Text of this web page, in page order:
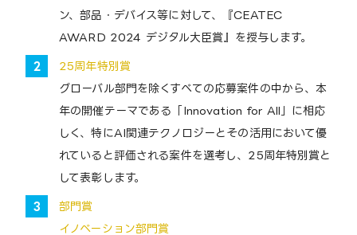
ン、部品・デバイス等に対して、『CEATEC
AWARD 2024 デジタル大臣賞』を授与します。
25周年特別賞
グローバル部門を除くすべての応募案件の中から、本
年の開催テーマである「Innovation for All」に相応
しく、特にAI関連テクノロジーとその活用において優
れていると評価される案件を選考し、25周年特別賞と
して表彰します。
部門賞
イノベーション部門賞